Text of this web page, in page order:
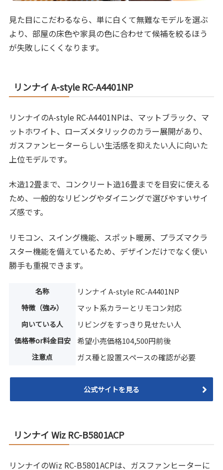
見た目にこだわるなら、単に白くて無難なモデルを選ぶ
より、部屋の床色や家具の色に合わせて候補を絞るほう
が失敗しにくくなります。
リンナイ A-style RC-A4401NP
リンナイのA-style RC-A4401NPは、マットブラック、マ
ットホワイト、ローズメタリックのカラー展開があり、
ガスファンヒーターらしい生活感を抑えたい人に向いた
上位モデルです。
木造12畳まで、コンクリート造16畳までを目安に使える
ため、一般的なリビングやダイニングで選びやすいサイ
ズ感です。
リモコン、スイング機能、スポット暖房、プラズマクラ
スター機能を備えているため、デザインだけでなく使い
勝手も重視できます。
名称 リンナイ A-style RC-A4401NP
特徴（強み） マット系カラーとリモコン対応
向いている人 リビングをすっきり見せたい人
価格帯or料金目安 希望小売価格104,500円前後
注意点 ガス種と設置スペースの確認が必要
公式サイトを見る
リンナイ Wiz RC-B5801ACP
リンナイのWiz RC-B5801ACPは、ガスファンヒーターに